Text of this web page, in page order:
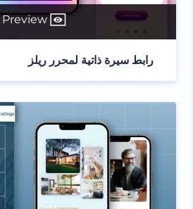
Preview
رابط سيرة ذاتية لمحرر ريلز